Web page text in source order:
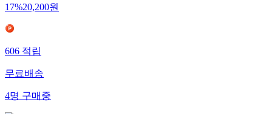
17%20,200원
606적립
무료배송
4명구매중